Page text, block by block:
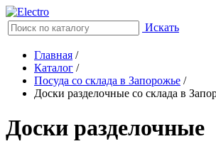
Искать
Главная /
Каталог /
Посуда со склада в Запорожье /
Доски разделочные со склада в
Доски разделочные